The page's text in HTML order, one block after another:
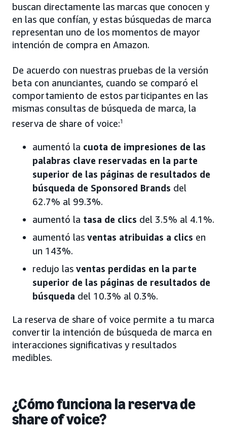
buscan directamente las marcas que conocen y
en las que confían, y estas búsquedas de marca
representan uno de los momentos de mayor
intención de compra en Amazon.
De acuerdo con nuestras pruebas de la versión
beta con anunciantes, cuando se comparó el
comportamiento de estos participantes en las
mismas consultas de búsqueda de marca, la
reserva de share of voice:1
aumentó la cuota de impresiones de las
palabras clave reservadas en la parte
superior de las páginas de resultados de
búsqueda de Sponsored Brands del
62.7% al 99.3%.
aumentó la tasa de clics del 3.5% al 4.1%.
aumentó las ventas atribuidas a clics en
un 143%.
redujo las ventas perdidas en la parte
superior de las páginas de resultados de
búsqueda del 10.3% al 0.3%.
La reserva de share of voice permite a tu marca
convertir la intención de búsqueda de marca en
interacciones significativas y resultados
medibles.
¿Cómo funciona la reserva de
share of voice?